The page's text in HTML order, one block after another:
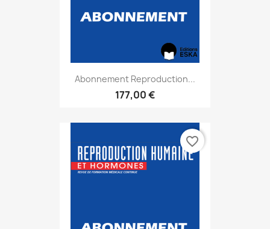
Abonnement Reproduction...
177,00 €
favorite_border